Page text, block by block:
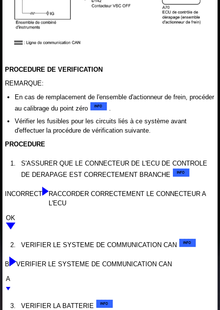
PROCEDURE DE VERIFICATION
REMARQUE:
En cas de remplacement de l'ensemble d'actionneur de frein, procéder
au calibrage du point zéro
Vérifier les fusibles pour les circuits liés à ce système avant
d'effectuer la procédure de vérification suivante.
PROCEDURE
1.
S'ASSURER QUE LE CONNECTEUR DE L'ECU DE CONTROLE
DE DERAPAGE EST CORRECTEMENT BRANCHE
INCORRECT
RACCORDER CORRECTEMENT LE CONNECTEUR A
L'ECU
OK
2. VERIFIER LE SYSTEME DE COMMUNICATION CAN
B
VERIFIER LE SYSTEME DE COMMUNICATION CAN
A
3. VERIFIER LA BATTERIE